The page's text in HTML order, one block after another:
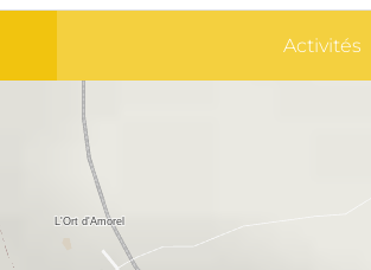
Activités